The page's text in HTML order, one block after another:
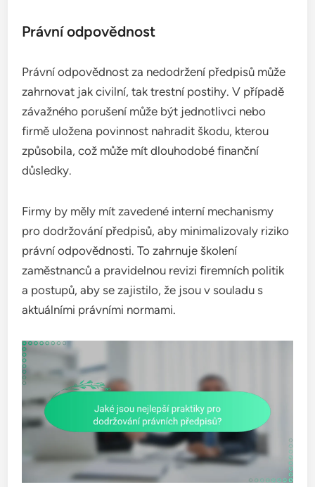
Právní odpovědnost
Právní odpovědnost za nedodržení předpisů může
zahrnovat jak civilní, tak trestní postihy. V případě
závažného porušení může být jednotlivci nebo
firmě uložena povinnost nahradit škodu, kterou
způsobila, což může mít dlouhodobé finanční
důsledky.
Firmy by měly mít zavedené interní mechanismy
pro dodržování předpisů, aby minimalizovaly riziko
právní odpovědnosti. To zahrnuje školení
zaměstnanců a pravidelnou revizi firemních politik
a postupů, aby se zajistilo, že jsou v souladu s
aktuálními právními normami.